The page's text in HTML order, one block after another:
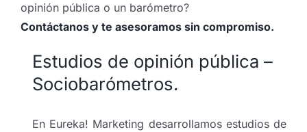
opinión pública o un barómetro?
Contáctanos y te asesoramos sin compromiso.
Estudios de opinión pública –
Sociobarómetros.
En Eureka! Marketing desarrollamos estudios de